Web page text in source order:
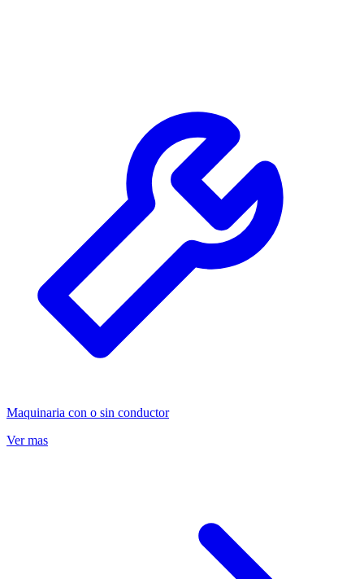
Maquinaria con o sin conductor
Ver mas